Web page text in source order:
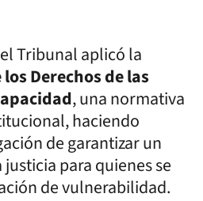
Tribunal aplicó la
Derechos de las
, una normativa
haciendo
de garantizar un
para quienes se
de vulnerabilidad.